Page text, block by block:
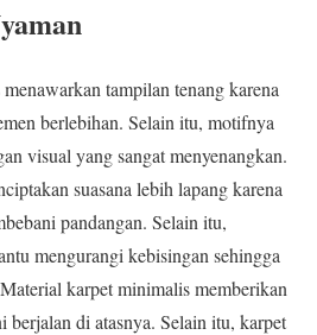
tampilan tenang karena
berlebihan. Selain itu, motifnya
visual yang sangat menyenangkan.
suasana lebih lapang karena
pandangan. Selain itu,
mengurangi kebisingan sehingga
karpet minimalis memberikan
berjalan di atasnya. Selain itu, karpet